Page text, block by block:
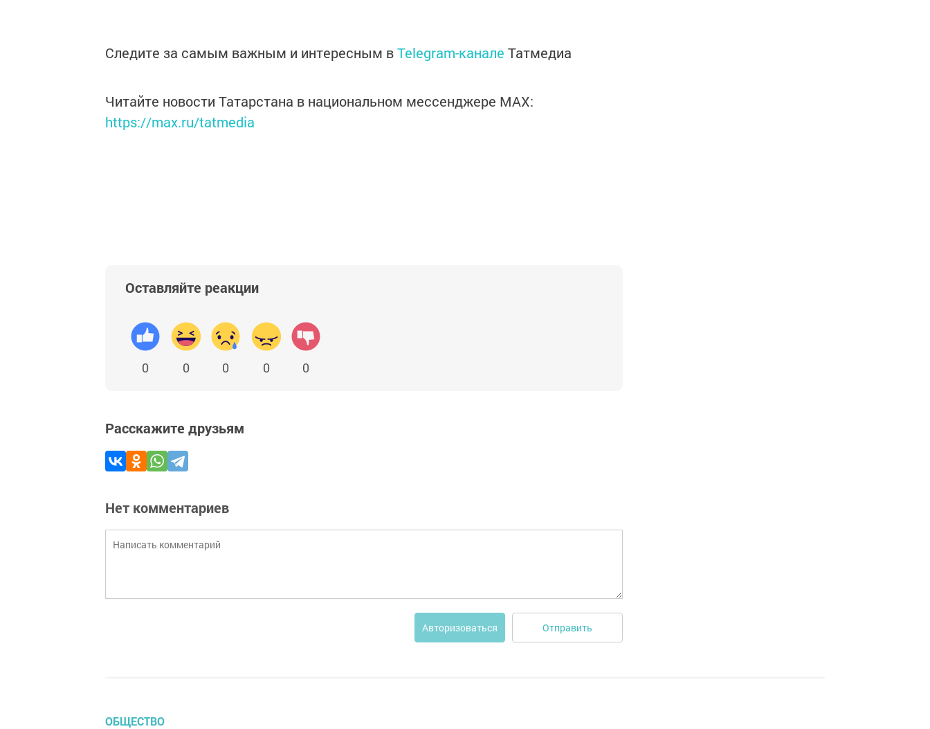
Следите за самым важным и интересным вTelegram-канале Татмедиа
Читайте новости Татарстана в национальном мессенджере MАХ:
https://max.ru/tatmedia
Оставляйте реакции
0 0 0 0 0
Расскажите друзьям
Нет комментариев
Авторизоваться Отправить
ОБЩЕСТВО